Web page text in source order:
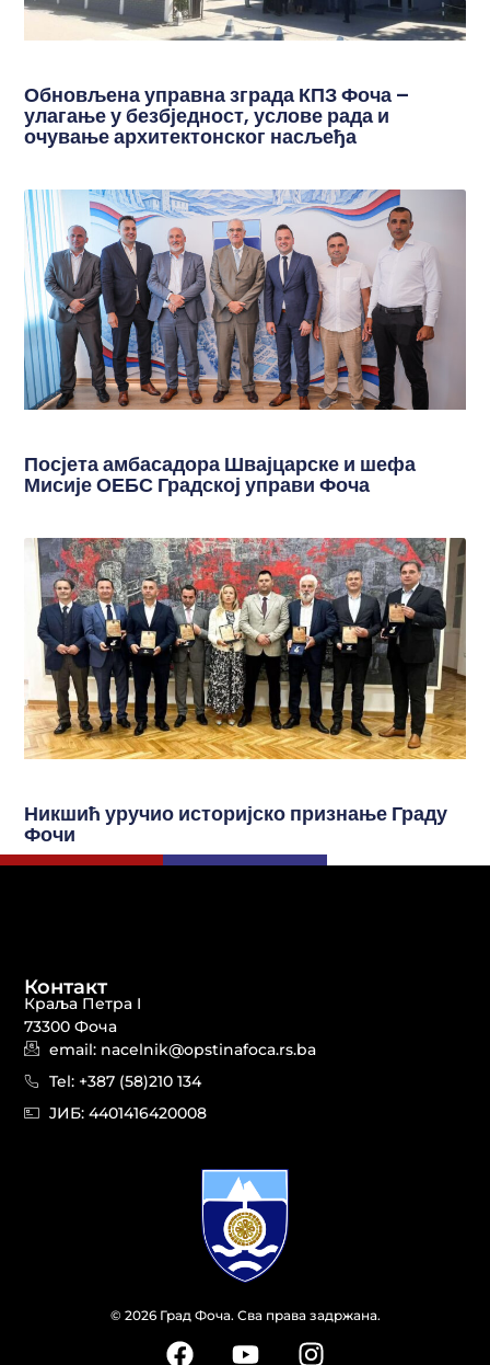
Обновљена управна зграда КПЗ Фоча –
улагање у безбједност, услове рада и
очување архитектонског насљеђа
Посјета амбасадора Швајцарске и шефа
Мисије ОЕБС Градској управи Фоча
Никшић уручио историјско признање Граду
Фочи
© 2026 Град Фоча. Сва права задржана.
Контакт
Краља Петра I
73300 Фоча
email: nacelnik@opstinafoca.rs.ba
Tel: +387 (58)210 134
JИБ: 44014164​20008